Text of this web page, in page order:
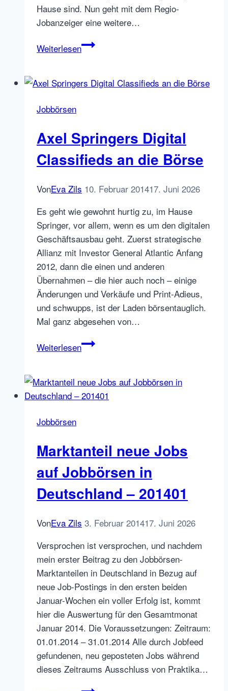
Hause sind. Nun geht mit dem Regio-
Jobanzeiger eine weitere…
WeiterlesenRegional
–
geht
online
Jobbörsen
Axel Springers Digital
Classifieds an die Börse
VonEva Zils 10. Februar 201417. Juni 2026
Es geht wie gewohnt hurtig zu, im Hause
Springer, vor allem, wenn es um den digitalen
Geschäftsausbau geht. Zuerst strategische
Allianz mit Investor General Atlantic Anfang
2012, dann die einen und anderen
Übernahmen – die hier auch noch – einige
Änderungen und Verkäufe und Print-Adieus,
und schwupps, ist der Laden börsentauglich.
Mal ganz abgesehen von…
WeiterlesenAxel
Classifieds
an
Jobbörsen
Marktanteil neue Jobs
auf Jobbörsen in
Deutschland – 201401
VonEva Zils 3. Februar 201417. Juni 2026
Versprochen ist versprochen, und nachdem
mein erster Beitrag zu den Jobbörsen-
Marktanteilen in Deutschland in Bezug auf
neue Job-Postings in den ersten beiden
Januar-Wochen ein voller Erfolg ist, kommt
hier die Auswertung für den Gesamtmonat
Januar 2014. Die Voraussetzungen: Zeitraum:
01.01.2014 – 31.01.2014 Alle durch Jobfeed
gefundenen, neu geposteten Jobs während
dieses Zeitraums Ausschluss von Praktika…